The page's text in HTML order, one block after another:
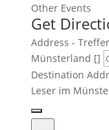
Other Events
Get
Address -
Münsterland []
Destination
Leser im